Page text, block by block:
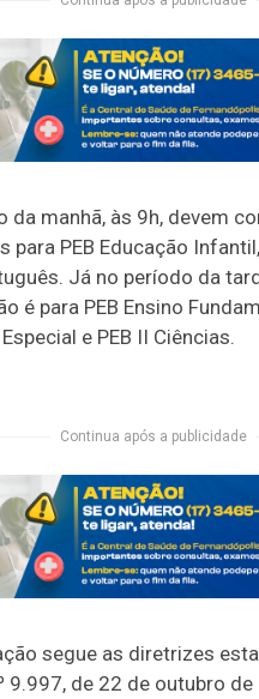
da manhã, às 9h, devem
para PEB Educação
. Já no período da
é para PEB Ensino
e PEB II Ciências.
Continua após a publicidade
segue as diretrizes
9.997, de 22 de outubro